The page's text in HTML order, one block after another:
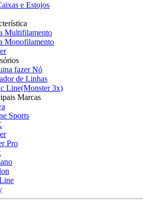
e Estojos
Multifilamento
Monofilamento
fazer Nó
de Linhas
Line(Monster 3x)
Marcas
Sports
Pro